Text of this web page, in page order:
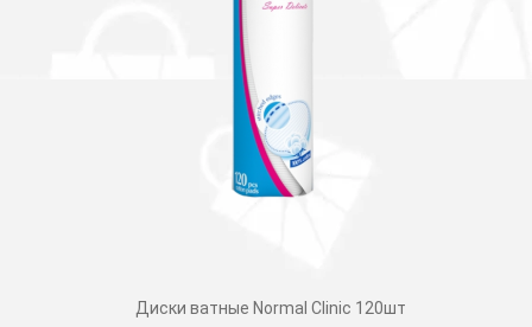
Диски ватные Normal Clinic 120шт